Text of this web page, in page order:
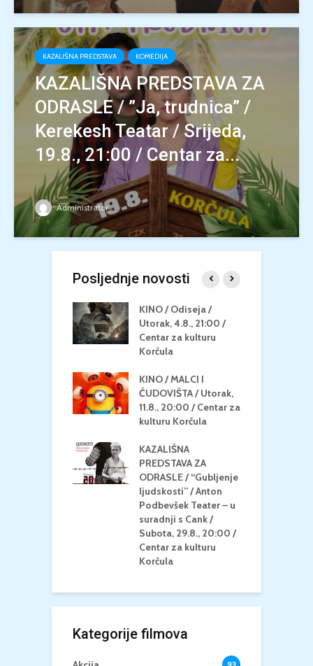
KAZALIŠNA PREDSTAVA KOMEDIJA
KAZALIŠNA PREDSTAVA ZA
ODRASLE / ”Ja, trudnica” /
Kerekesh Teatar / Srijeda,
19.8., 21:00 / Centar za...
Administrator
Posljednje novosti
KINO / Odiseja /
Utorak, 4.8., 21:00 /
Centar za kulturu
Korčula
KINO / MALCI I
ČUDOVIŠTA / Utorak,
11.8., 20:00 / Centar za
kulturu Korčula
KAZALIŠNA
PREDSTAVA ZA
ODRASLE / “Gubljenje
ljudskosti” / Anton
Podbevšek Teater – u
suradnji s Cank /
Subota, 29.8., 20:00 /
Centar za kulturu
Korčula
Kategorije filmova